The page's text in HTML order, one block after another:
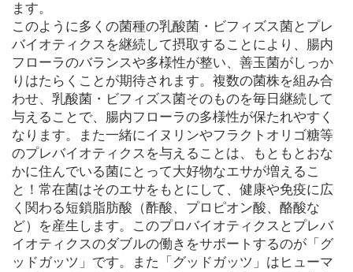
ます。
このように多くの菌種の乳酸菌・ビフィズス菌とプレ
バイオティクスを継続して摂取することにより、腸内
フローラのバランスや多様性が整い、善玉菌がしっか
りはたらくことが期待されます。複数の菌株を組み合
わせ、乳酸菌・ビフィズス菌そのものを毎日継続して
与えることで、腸内フローラの多様性が保たれやすく
なります。また一緒にイヌリンやフラクトオリゴ糖等
のプレバイオティクスを与えることは、もともとおな
かに住んでいる菌にとって大好物なエサが増えるこ
と！常在菌はそのエサをもとにして、健康や免疫に広
く関わる短鎖脂肪酸（酢酸、プロピオン酸、酪酸な
ど）を産生します。このプロバイオティクスとプレバ
イオティクスのダブルの働きをサポートするのが「グ
ッドガッツ」です。また「グッドガッツ」はヒューマ